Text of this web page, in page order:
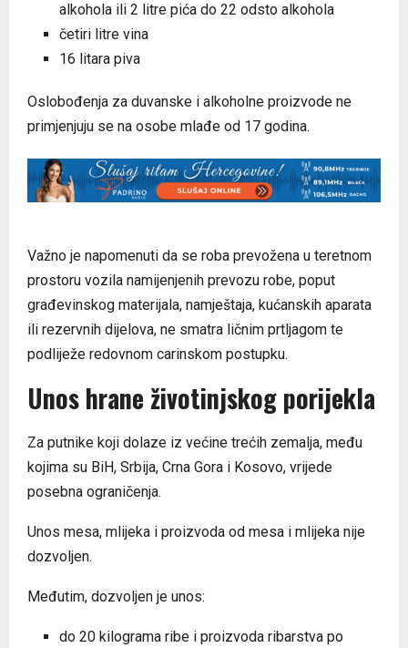
alkohola ili 2 litre pića do 22 odsto alkohola
četiri litre vina
16 litara piva
Oslobođenja za duvanske i alkoholne proizvode ne
primjenjuju se na osobe mlađe od 17 godina.
Važno je napomenuti da se roba prevožena u teretnom
prostoru vozila namijenjenih prevozu robe, poput
građevinskog materijala, namještaja, kućanskih aparata
ili rezervnih dijelova, ne smatra ličnim prtljagom te
podliježe redovnom carinskom postupku.
Unos hrane životinjskog porijekla
Za putnike koji dolaze iz većine trećih zemalja, među
kojima su BiH, Srbija, Crna Gora i Kosovo, vrijede
posebna ograničenja.
Unos mesa, mlijeka i proizvoda od mesa i mlijeka nije
dozvoljen.
Međutim, dozvoljen je unos:
do 20 kilograma ribe i proizvoda ribarstva po